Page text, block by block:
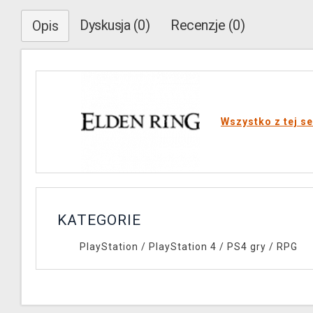
Opis Dyskusja (0) Recenzje (0)
Wszystko z tej
KATEGORIE
PlayStation / PlayStation 4 / PS4 gry / RPG